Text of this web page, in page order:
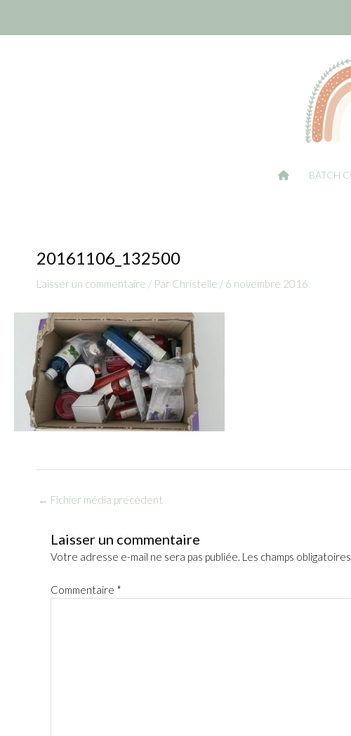
BATCH
20161106_132500
Laisser un commentaire / Par Christelle / 6 novembre 2016
← Fichier média précédent
Laisser un commentaire
Votre adresse e-mail ne sera pas publiée. Les champs
Commentaire *